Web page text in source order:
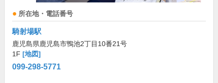
所在地・電話番号
騎射場駅
鹿児島県鹿児島市鴨池2丁目10番21号
1F [地図]
099-298-5771